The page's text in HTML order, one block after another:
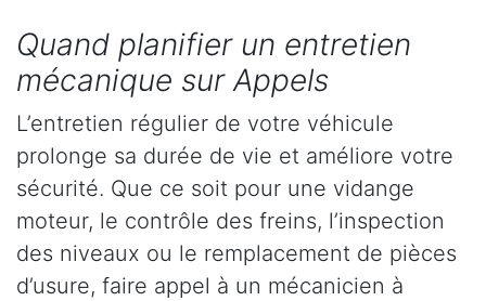
Quand planifier un entretien
mécanique sur Appels
L’entretien régulier de votre véhicule
prolonge sa durée de vie et améliore votre
sécurité. Que ce soit pour une vidange
moteur, le contrôle des freins, l’inspection
des niveaux ou le remplacement de pièces
d’usure, faire appel à un mécanicien à